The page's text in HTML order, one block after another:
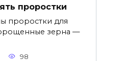
проростки
проростки для
зерна —
98